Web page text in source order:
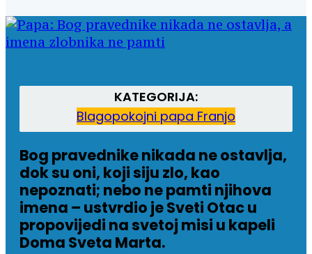
KATEGORIJA:
Blagopokojni papa Franjo
Bog pravednike nikada ne ostavlja,
dok su oni, koji siju zlo, kao
nepoznati; nebo ne pamti njihova
imena – ustvrdio je Sveti Otac u
propovijedi na svetoj misi u kapeli
Doma Sveta Marta.